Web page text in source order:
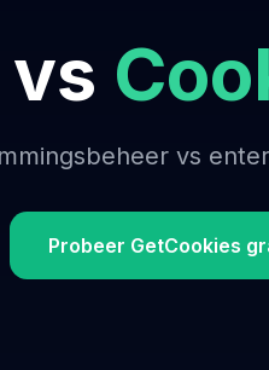
vs
Probeer GetCookies